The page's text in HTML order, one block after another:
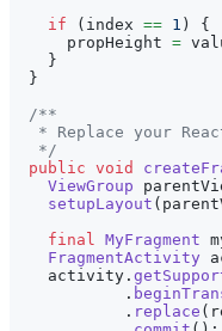
if
( index == 1 )
{
      propHeight
=
}
}
/**
* Replace your
   */
public void
ViewGroup
setupLayout (
final MyFragment
FragmentActivity
    activity
.
.
. replace (